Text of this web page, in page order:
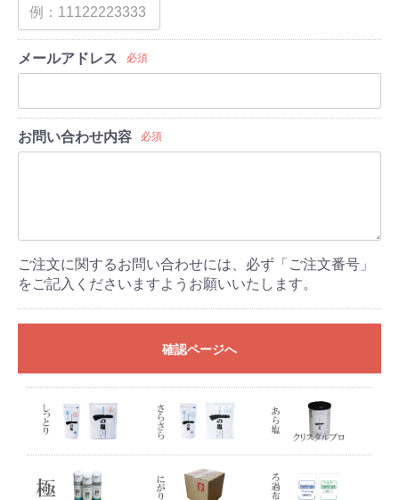
メールアドレス 必須
お問い合わせ内容 必須
ご注文に関するお問い合わせには、必ず「ご注文番号」
をご記入くださいますようお願いいたします。
確認ページへ